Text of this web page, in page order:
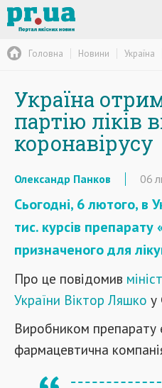
Головна Новини Україна
Україна
партію ліків
коронавірусу
Олександр Панков 06
Сьогодні, 6 лютого, в
тис. курсів препарату
призначеного для
Про це повідомив
України Віктор Ляшко у
Виробником препарату
фармацевтична